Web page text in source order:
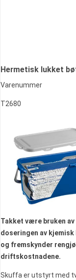
Hermetisk lukket
Varenummer
T2680
Takket være bruken
doseringen av kjemisk
og fremskynder
driftskostnadene.
Skuffa er utstyrt med